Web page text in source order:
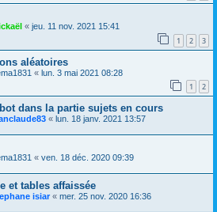
« jeu. 11 nov. 2021 15:41
1 2 3
aléatoires
« lun. 3 mai 2021 08:28
1 2
dans la partie sujets en cours
« lun. 18 janv. 2021 13:57
« ven. 18 déc. 2020 09:39
et tables affaissée
isiar « mer. 25 nov. 2020 16:36